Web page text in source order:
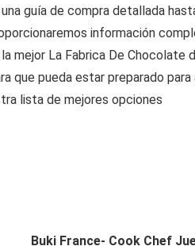
guía de compra detallada
información
mejor La Fabrica De Chocolate
que pueda estar preparado
lista de mejores opciones
Buki France- Cook Chef